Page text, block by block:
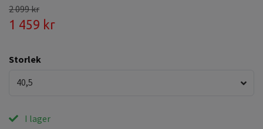
2 099 kr
1 459 kr
Storlek
40,5
I lager